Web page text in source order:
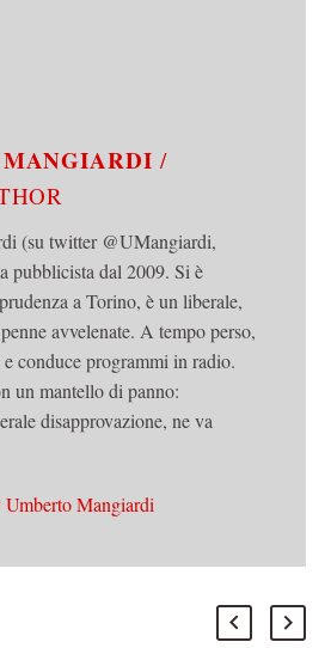
MANGIARDI/
(su twitter @UMangiardi,
pubblicista dal 2009. Si è
a Torino, è un liberale,
avvelenate. A tempo perso,
conduce programmi in radio.
un mantello di panno:
disapprovazione, ne va
Mangiardi